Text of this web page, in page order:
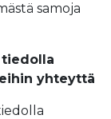
samoja
yhteyttä